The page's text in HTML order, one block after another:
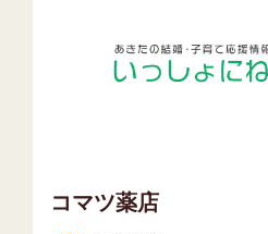
コマツ薬店